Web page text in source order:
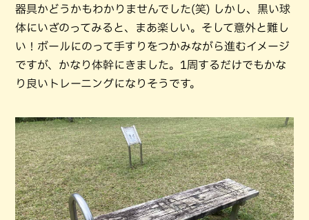
器具かどうかもわかりませんでした(笑) しかし、黒い球
体にいざのってみると、まあ楽しい。そして意外と難し
い！ボールにのって手すりをつかみながら進むイメージ
ですが、かなり体幹にきました。1周するだけでもかな
り良いトレーニングになりそうです。